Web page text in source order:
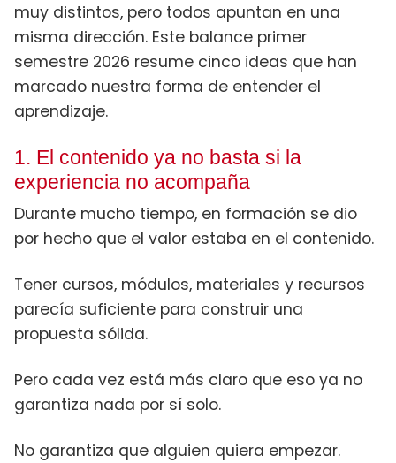
muy distintos, pero todos apuntan en una
misma dirección. Este balance primer
semestre 2026 resume cinco ideas que han
marcado nuestra forma de entender el
aprendizaje.
1. El contenido ya no basta si la
experiencia no acompaña
Durante mucho tiempo, en formación se dio
por hecho que el valor estaba en el contenido.
Tener cursos, módulos, materiales y recursos
parecía suficiente para construir una
propuesta sólida.
Pero cada vez está más claro que eso ya no
garantiza nada por sí solo.
No garantiza que alguien quiera empezar.